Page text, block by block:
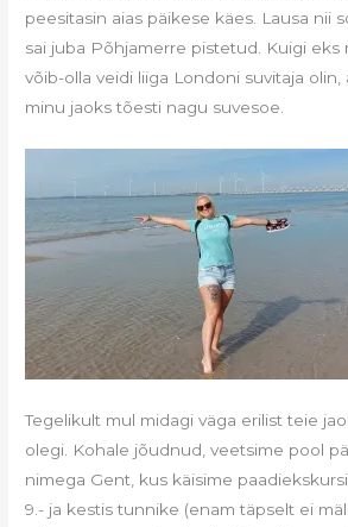
peesitasin aias päikese käes. Lausa nii
sai juba Põhjamerre pistetud. Kuigi eks
võib-olla veidi liiga Londoni suvitaja olin,
minu jaoks tõesti nagu suvesoe.
Tegelikult mul midagi väga erilist teie
olegi. Kohale jõudnud, veetsime pool
nimega Gent, kus käisime
9.- ja kestis tunnike (enam täpselt ei